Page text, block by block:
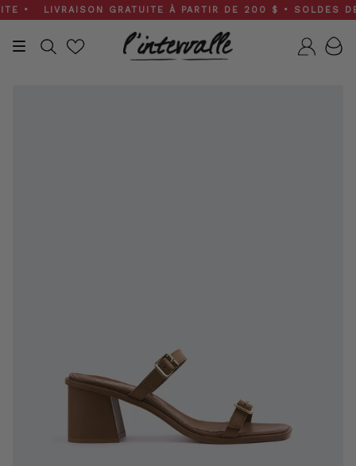
Skip
to
content
GRATUITE À PARTIR DE 200 $ • SOLDES DE
Recherche